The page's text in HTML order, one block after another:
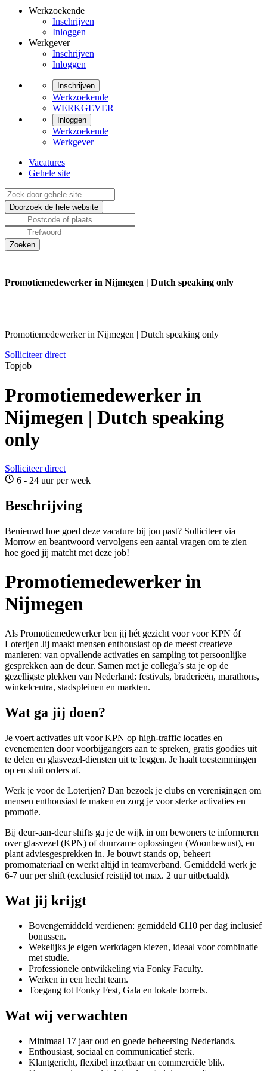
Werkzoekende
Inschrijven
Inloggen
Werkgever
Inschrijven
Inloggen
Inschrijven
Werkzoekende
WERKGEVER
Inloggen
Werkzoekende
Werkgever
Vacatures
Gehele site
Promotiemedewerker in Nijmegen | Dutch speaking only
Promotiemedewerker in Nijmegen | Dutch speaking only
Solliciteer direct
Topjob
Promotiemedewerker in
Nijmegen | Dutch speaking
only
Solliciteer direct
6 - 24 uur per week
Beschrijving
Benieuwd hoe goed deze vacature bij jou past? Solliciteer via
Morrow en beantwoord vervolgens een aantal vragen om te zien
hoe goed jij matcht met deze job!
Promotiemedewerker in
Nijmegen
Als Promotiemedewerker ben jij hét gezicht voor voor KPN óf
Loterijen Jij maakt mensen enthousiast op de meest creatieve
manieren: van opvallende activaties en sampling tot persoonlijke
gesprekken aan de deur. Samen met je collega’s sta je op de
gezelligste plekken van Nederland: festivals, braderieën, marathons,
winkelcentra, stadspleinen en markten.
Wat ga jij doen?
Je voert activaties uit voor KPN op high-traffic locaties en
evenementen door voorbijgangers aan te spreken, gratis goodies uit
te delen en glasvezel-diensten uit te leggen. Je haalt toestemmingen
op en sluit orders af.
Werk je voor de Loterijen? Dan bezoek je clubs en verenigingen om
mensen enthousiast te maken en zorg je voor sterke activaties en
promotie.
Bij deur-aan-deur shifts ga je de wijk in om bewoners te informeren
over glasvezel (KPN) of duurzame oplossingen (Woonbewust), en
plant adviesgesprekken in. Je bouwt stands op, beheert
promomateriaal en werkt altijd in teamverband. Gemiddeld werk je
6-7 uur per shift (exclusief reistijd tot max. 2 uur uitbetaald).
Wat jij krijgt
Bovengemiddeld verdienen: gemiddeld €110 per dag inclusief
bonussen.
Wekelijks je eigen werkdagen kiezen, ideaal voor combinatie
met studie.
Professionele ontwikkeling via Fonky Faculty.
Werken in een hecht team.
Toegang tot Fonky Fest, Gala en lokale borrels.
Wat wij verwachten
Minimaal 17 jaar oud en goede beheersing Nederlands.
Enthousiast, sociaal en communicatief sterk.
Klantgericht, flexibel inzetbaar en commerciële blik.